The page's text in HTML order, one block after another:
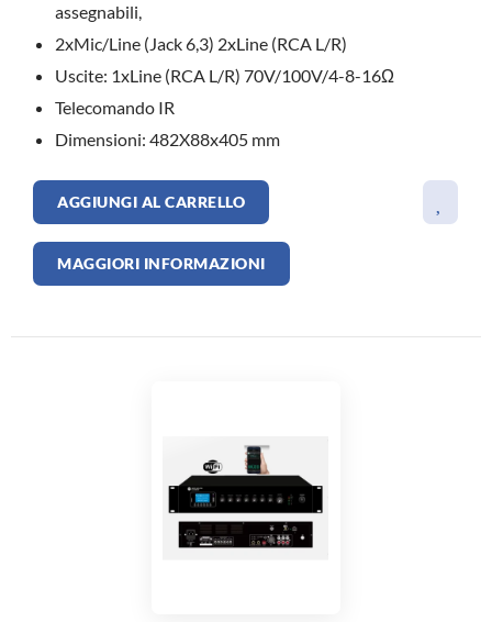
assegnabili,
2xMic/Line (Jack 6,3) 2xLine (RCA L/R)
Uscite: 1xLine (RCA L/R) 70V/100V/4-8-16Ω
Telecomando IR
Dimensioni: 482X88x405 mm
AGGIUNGI AL CARRELLO
MAGGIORI INFORMAZIONI